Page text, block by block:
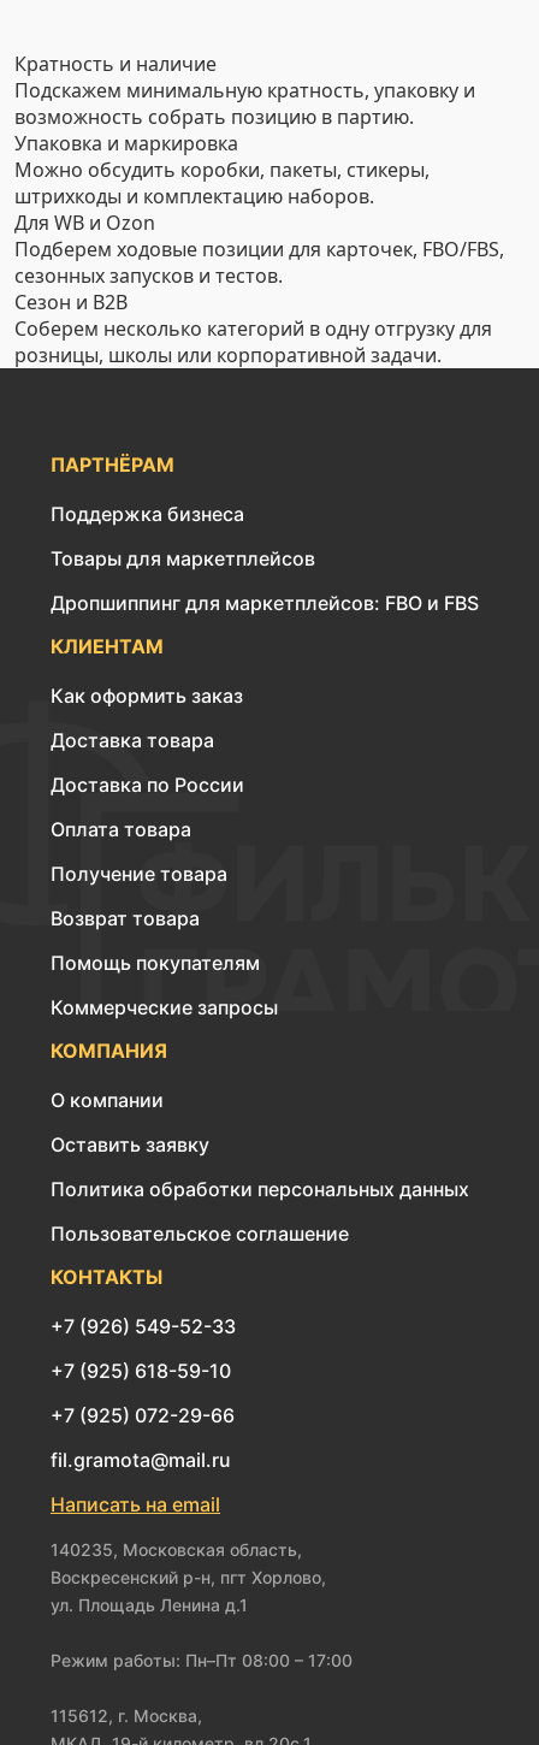
Кратность и наличие
Подскажем минимальную кратность, упаковку и
возможность собрать позицию в партию.
Упаковка и маркировка
Можно обсудить коробки, пакеты, стикеры,
штрихкоды и комплектацию наборов.
Для WB и Ozon
Подберем ходовые позиции для карточек, FBO/FBS,
сезонных запусков и тестов.
Сезон и B2B
Соберем несколько категорий в одну отгрузку для
розницы, школы или корпоративной задачи.
ПАРТНЁРАМ
Поддержка бизнеса
Товары для маркетплейсов
Дропшиппинг для маркетплейсов: FBO и FBS
КЛИЕНТАМ
Как оформить заказ
Доставка товара
Доставка по России
Оплата товара
Получение товара
Возврат товара
Помощь покупателям
Коммерческие запросы
КОМПАНИЯ
О компании
Оставить заявку
Политика обработки персональных данных
Пользовательское соглашение
КОНТАКТЫ
+7 (926) 549-52-33
+7 (925) 618-59-10
+7 (925) 072-29-66
fil.gramota@mail.ru
Написать на email
140235, Московская область,
Воскресенский р-н, пгт Хорлово,
ул. Площадь Ленина д.1
Режим работы: Пн–Пт 08:00 – 17:00
115612, г. Москва,